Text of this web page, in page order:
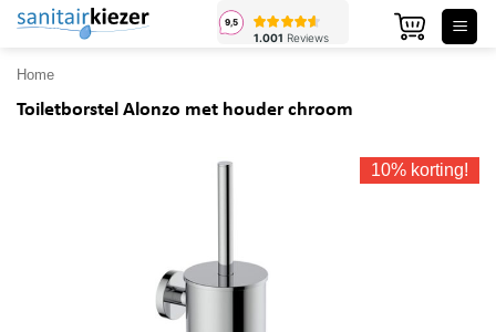
Ga
inhoud
Home
Toiletborstel Alonzo met houder chroom
10% korting!